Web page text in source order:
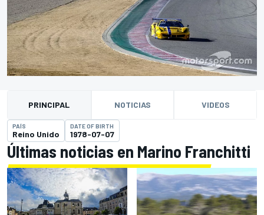
PRINCIPAL NOTICIAS VIDEOS
PAÍS
Reino Unido
DATE OF BIRTH
1978-07-07
Últimas noticias en Marino Franchitti